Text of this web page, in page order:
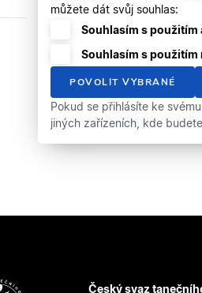
Český svaz
můžete dát svůj souhlas:
Souhlasím s
Souhlasím s
POVOLIT VYBRANÉ
Pokud se přihlásíte ke
jiných zařízeních, kde